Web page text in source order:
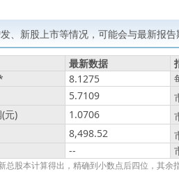
、新股上市等情况，可能会与最新报告
最新数据
8.1275
5.7109
元) 1.0706
8,498.52
--
股本计算得出，精确到小数点后四位，其余